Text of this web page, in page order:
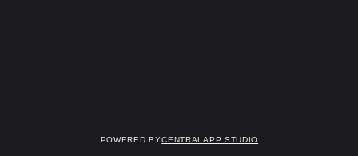
Powered byCentralapp Studio